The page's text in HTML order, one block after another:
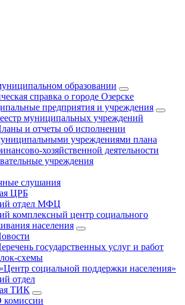
образовании
справка о городе Озерске
предприятия и учреждения
муниципальных учреждений
и отчеты об исполнении
учреждениями плана
хозяйственной деятельности
учреждения
слушания
ЦРБ
отдел МФЦ
комплексный центр социального
населения
государственных услуг и работ
схемы
социальной поддержки населения»
отдел
ТИК
комиссии